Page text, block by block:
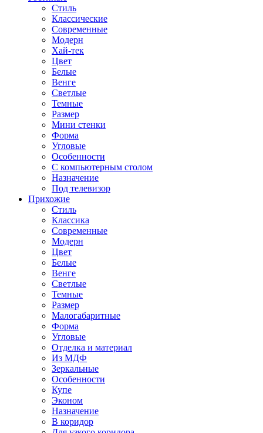
Стиль
Классические
Современные
Модерн
Хай-тек
Цвет
Белые
Венге
Светлые
Темные
Размер
Мини стенки
Форма
Угловые
Особенности
С компьютерным столом
Назначение
Под телевизор
Прихожие
Стиль
Классика
Современные
Модерн
Цвет
Белые
Венге
Светлые
Темные
Размер
Малогабаритные
Форма
Угловые
Отделка и материал
Из МДФ
Зеркальные
Особенности
Купе
Эконом
Назначение
В коридор